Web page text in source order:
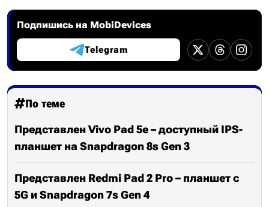
Подпишись на MobiDevices
Telegram
По теме
Представлен Vivo Pad 5e – доступный IPS-
планшет на Snapdragon 8s Gen 3
Представлен Redmi Pad 2 Pro – планшет с
5G и Snapdragon 7s Gen 4